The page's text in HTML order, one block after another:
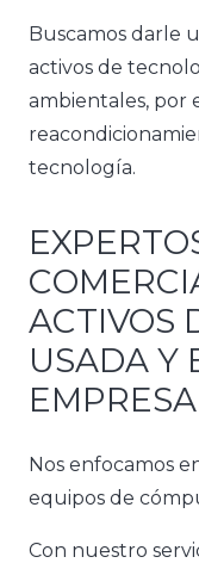
Buscamos darle
activos de
ambientales, por
tecnología.
ACTIVOS
USADA Y
Nos enfocamos
equipos de
Con nuestro